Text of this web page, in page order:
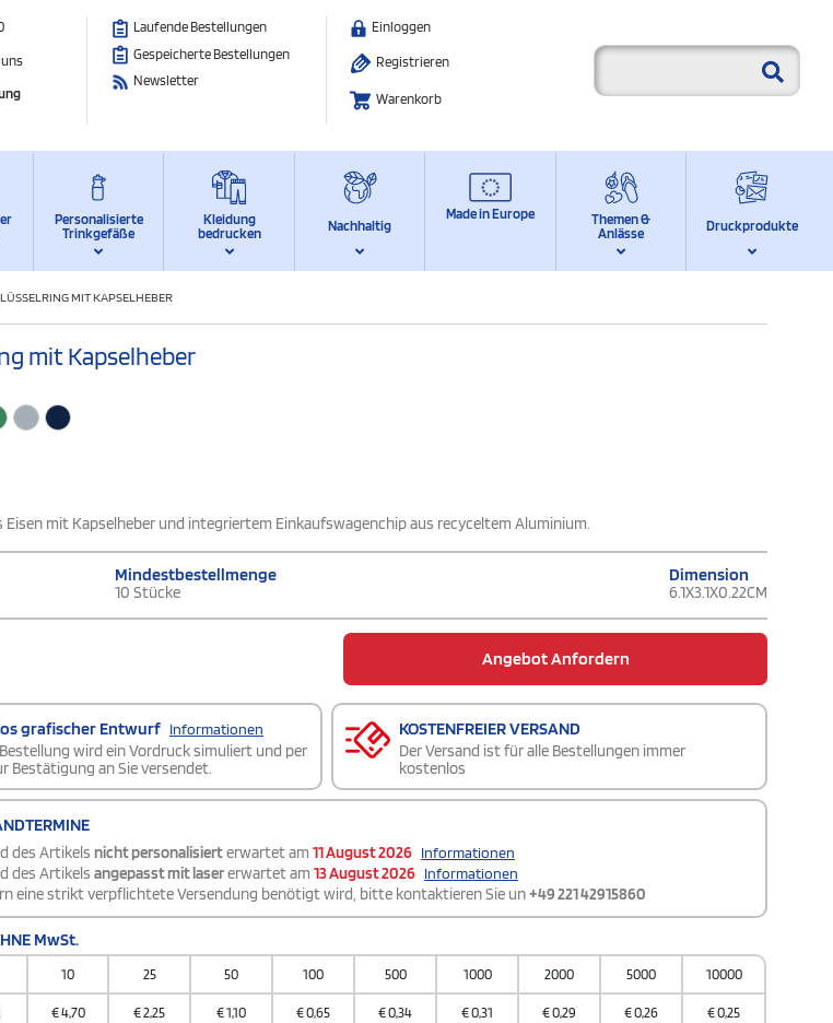
Laufende Bestellungen
Gespeicherte Bestellungen
Newsletter
Einloggen
Registrieren
Warenkorb
Personalisierte
Trinkgefäße
Kleidung
bedrucken
Nachhaltig
Made in Europe
Themen &
Anlässe
Druckprodukte
MIT KAPSELHEBER
mit Kapselheber
Eisen mit Kapselheber und integriertem Einkaufswagenchip aus recyceltem Aluminium.
Mindestbestellmenge
10 Stücke
Dimension
6.1X3.1X0.22CM
Angebot Anfordern
grafischer Entwurf Informationen
wird ein Vordruck simuliert und per
Bestätigung an Sie versendet.
KOSTENFREIER VERSAND
Der Versand ist für alle Bestellungen immer
kostenlos
des Artikels nicht personalisierterwartet am 11 August 2026 Informationen
des Artikels angepasst mit lasererwartet am 13 August 2026 Informationen
eine strikt verpflichtete Versendung benötigt wird, bitte kontaktieren Sie un+49 221 42915860
MwSt.
10 25 50 100 500 1000 2000 5000 10000
€4,70 €2,25 €1,10 €0,65 €0,34 €0,31 €0,29 €0,26 €0,25